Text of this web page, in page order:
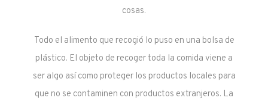
cosas.
Todo el alimento que recogió lo puso en una bolsa de
plástico. El objeto de recoger toda la comida viene a
ser algo así como proteger los productos locales para
que no se contaminen con productos extranjeros. La